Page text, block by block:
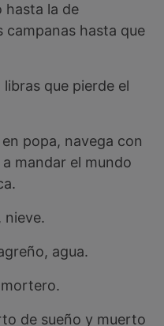
hasta la de
campanas hasta que
que pierde el
popa, navega con
mandar el mundo
nieve.
agua.
mortero.
de sueño y muerto